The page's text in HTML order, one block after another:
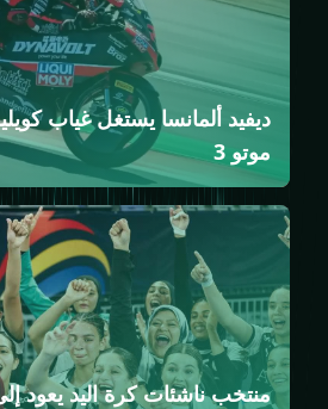
ديفيد ألمانسا يستغل غياب
موتو 3
منتخب ناشئات كرة اليد يعود